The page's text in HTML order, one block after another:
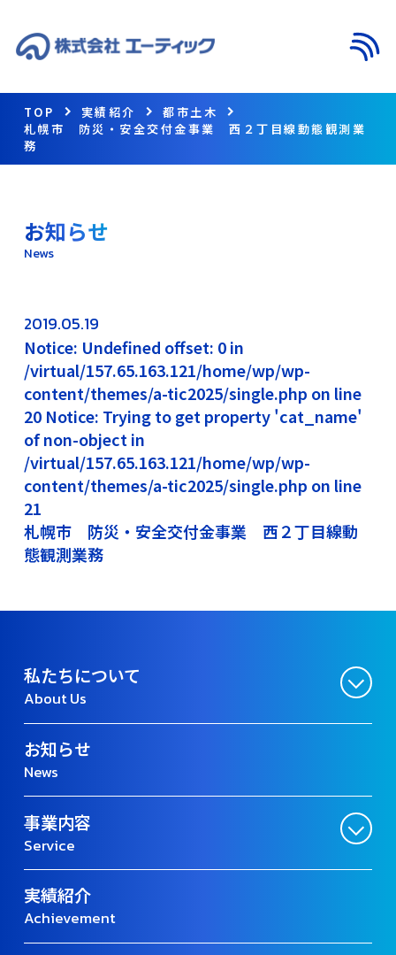
TOP 実績紹介
都市土木
札幌市 防災・安全交付金事業 西２丁目線動態観測業
務
お知らせ
News
2019.05.19
Notice: Undefined offset: 0 in
/virtual/157.65.163.121/home/wp/wp-
content/themes/a-tic2025/single.php on line
20 Notice: Trying to get property 'cat_name'
of non-object in
/virtual/157.65.163.121/home/wp/wp-
content/themes/a-tic2025/single.php on line
21
札幌市 防災・安全交付金事業 西２丁目線動
態観測業務
私たちについて
About Us
お知らせ
News
事業内容
Service
実績紹介
Achievement